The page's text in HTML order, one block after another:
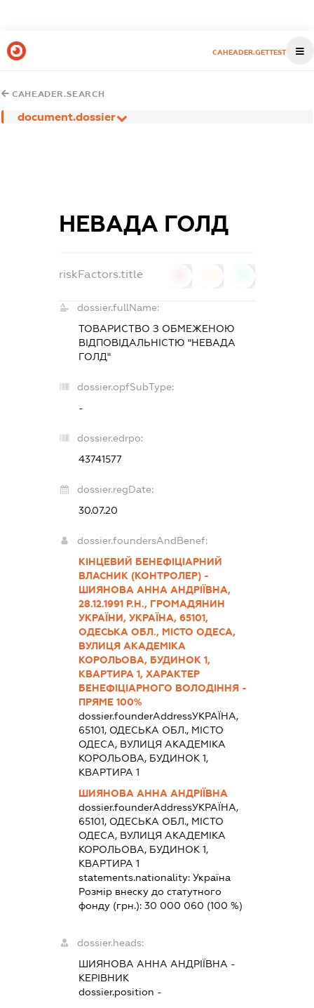
CAHEADER.GETTEST
CAHEADER.SEARCH
document.dossier
НЕВАДА ГОЛД
riskFactors.title
dossier.fullName:
ТОВАРИСТВО З ОБМЕЖЕНОЮ
ВІДПОВІДАЛЬНІСТЮ "НЕВАДА
ГОЛД"
dossier.opfSubType:
-
dossier.edrpo:
43741577
dossier.regDate:
30.07.20
dossier.foundersAndBenef:
КІНЦЕВИЙ БЕНЕФІЦІАРНИЙ
ВЛАСНИК (КОНТРОЛЕР) -
ШИЯНОВА АННА АНДРІЇВНА,
28.12.1991 Р.Н., ГРОМАДЯНИН
УКРАЇНИ, УКРАЇНА, 65101,
ОДЕСЬКА ОБЛ., МІСТО ОДЕСА,
ВУЛИЦЯ АКАДЕМІКА
КОРОЛЬОВА, БУДИНОК 1,
КВАРТИРА 1, ХАРАКТЕР
БЕНЕФІЦІАРНОГО ВОЛОДІННЯ -
ПРЯМЕ 100%
dossier.founderAddressУКРАЇНА,
65101, ОДЕСЬКА ОБЛ., МІСТО
ОДЕСА, ВУЛИЦЯ АКАДЕМІКА
КОРОЛЬОВА, БУДИНОК 1,
КВАРТИРА 1
ШИЯНОВА АННА АНДРІЇВНА
dossier.founderAddressУКРАЇНА,
65101, ОДЕСЬКА ОБЛ., МІСТО
ОДЕСА, ВУЛИЦЯ АКАДЕМІКА
КОРОЛЬОВА, БУДИНОК 1,
КВАРТИРА 1
statements.nationality: Україна
Розмір внеску до статутного
фонду (грн.): 30 000 060 (100 %)
dossier.heads:
ШИЯНОВА АННА АНДРІЇВНА -
КЕРІВНИК
dossier.position -